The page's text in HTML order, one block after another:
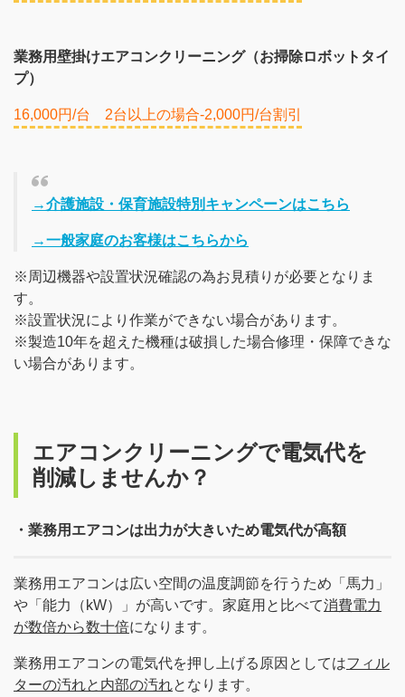
業務用壁掛けエアコンクリーニング（お掃除ロボットタイ
プ）
16,000円/台 2台以上の場合-2,000円/台割引
→介護施設・保育施設特別キャンペーンはこちら
→一般家庭のお客様はこちらから
※周辺機器や設置状況確認の為お見積りが必要となりま
す。
※設置状況により作業ができない場合があります。
※製造10年を超えた機種は破損した場合修理・保障できな
い場合があります。
エアコンクリーニングで電気代を
削減しませんか？
・業務用エアコンは出力が大きいため電気代が高額
業務用エアコンは広い空間の温度調節を行うため「馬力」
や「能力（kW）」が高いです。家庭用と比べて消費電力
が数倍から数十倍になります。
業務用エアコンの電気代を押し上げる原因としてはフィル
ターの汚れと内部の汚れとなります。